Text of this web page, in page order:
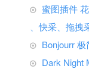
蜜图插件
、快采、拖拽
Bonjourr
Dark Night